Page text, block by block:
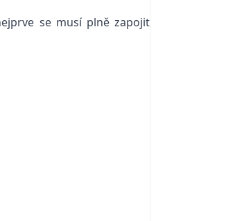
se musí plně zapojit